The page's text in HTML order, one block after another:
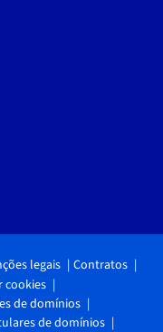
legais
Contratos
cookies
de domínios
de domínios